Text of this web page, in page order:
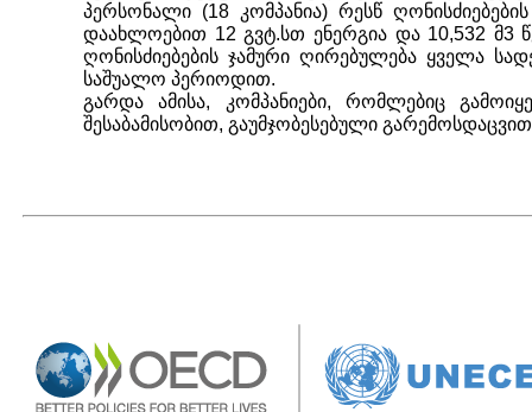
პერსონალი (18 კომპანია)რესწ
დაახლოებით 12 გვტ.სთ ენერგია და 10,532 მ3
ღონისძიებების ჯამური ღირებულება ყველა
საშუალო პერიოდით.
გარდა ამისა, კომპანიები, რომლებიც
შესაბამისობით, გაუმჯობესებული